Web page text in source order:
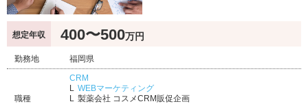
想定年収 400〜500万円
勤務地 福岡県
職種
CRM
WEBマーケティング
製薬会社 コスメCRM販促企画